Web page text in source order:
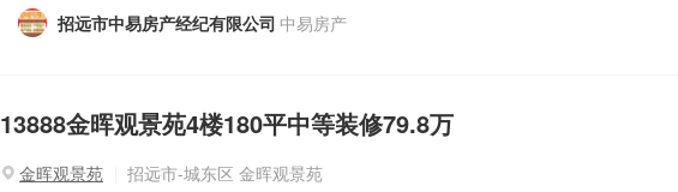
招远市中易房产经纪有限公司 中易房产
13888金晖观景苑4楼180平中等装修79.8万
金晖观景苑 招远市-城东区 金晖观景苑